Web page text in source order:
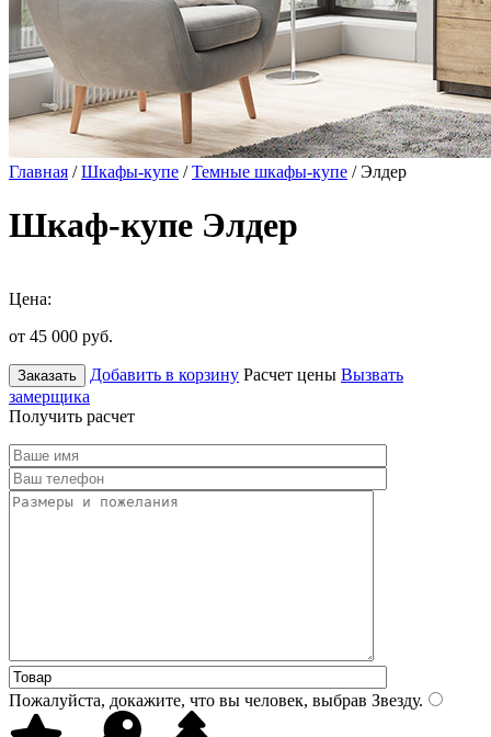
Главная /Шкафы-купе /Темные шкафы-купе / Элдер
Шкаф-купе Элдер
Цена:
от 45 000 руб.
Заказать Добавить в корзину Расчет цены Вызвать
замерщика
Получить расчет
Пожалуйста, докажите, что вы человек, выбрав Звезду.